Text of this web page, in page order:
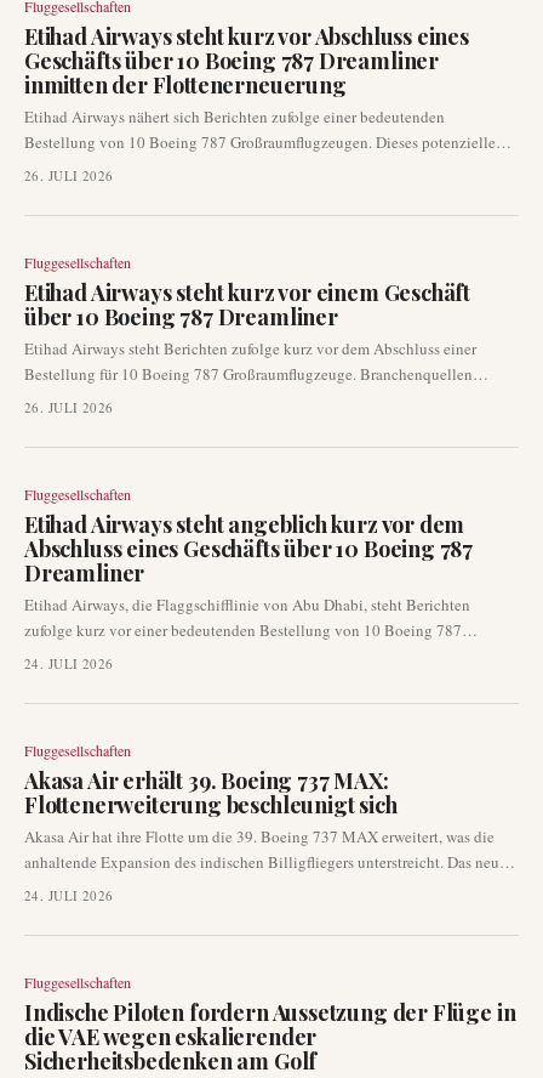
Fluggesellschaften
Etihad Airways steht kurz vor Abschluss eines
Geschäfts über 10 Boeing 787 Dreamliner
inmitten der Flottenerneuerung
Etihad Airways nähert sich Berichten zufolge einer bedeutenden
Bestellung von 10 Boeing 787 Großraumflugzeugen. Dieses potenzielle
Geschäft, dessen Ankündigung bereits auf der Farnborough Airshow
Fluggesellschaft und den Fokus auf Langstreckenkapazitäten. Die
gesamten Branche.
26. JULI 2026
Fluggesellschaften
Etihad Airways steht kurz vor einem Geschäft
über 10 Boeing 787 Dreamliner
Etihad Airways steht Berichten zufolge kurz vor dem Abschluss einer
Bestellung für 10 Boeing 787 Großraumflugzeuge. Branchenquellen
deuten darauf hin, dass eine offizielle Ankündigung bereits auf der
für die Langstreckenflottenstrategie des in Abu Dhabi ansässigen Carriers
26. JULI 2026
Fluggesellschaften
Etihad Airways steht angeblich kurz vor dem
Abschluss eines Geschäfts über 10 Boeing 787
Dreamliner
Etihad Airways, die Flaggschifflinie von Abu Dhabi, steht Berichten
zufolge kurz vor einer bedeutenden Bestellung von 10 Boeing 787
Großraumflugzeugen. Branchenquellen, die von Reuters zitiert werden,
bevorstehenden Farnborough Airshow erfolgen könnte. Diese potenzielle
Entwicklung der Langstreckenflotte für die Fluggesellschaft.
24. JULI 2026
Fluggesellschaften
Akasa Air erhält 39. Boeing 737 MAX:
Flottenerweiterung beschleunigt sich
Akasa Air hat ihre Flotte um die 39. Boeing 737 MAX erweitert, was die
anhaltende Expansion des indischen Billigfliegers unterstreicht. Das neue
Flugzeug, registriert als VT-YBP, absolvierte seinen Überführungsflug von
Kapazitätswachstum auf Indiens Inlandsflugmarkt und eine nachhaltige
24. JULI 2026
Fluggesellschaften
Indische Piloten fordern Aussetzung der Flüge in
die VAE wegen eskalierender
Sicherheitsbedenken am Golf